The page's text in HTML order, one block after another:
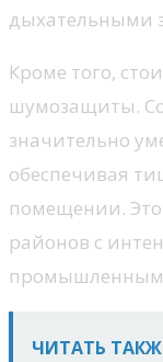
дыхательными
Кроме того,
шумозащиты.
значительно
обеспечивая
помещении.
районов с
ЧИТАТЬ